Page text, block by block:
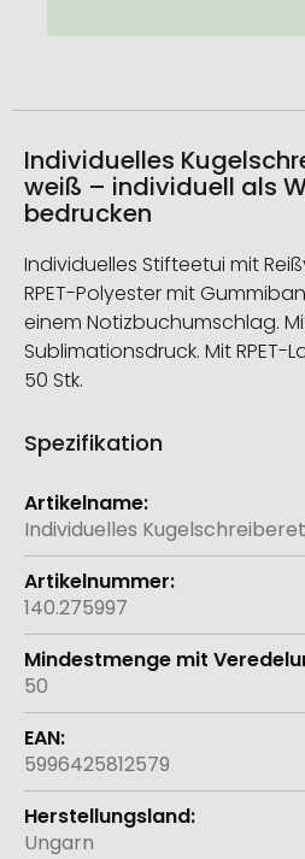
Individuelles
weiß – individuell als
bedrucken
Individuelles Stifteetui mit
RPET-Polyester mit
einem Notizbuchumschlag.
Sublimationsdruck. Mit RPET-
50 Stk.
Spezifikation
Weitere
Informationen
Individuelles
140.275997
50
5996425812579
Ungarn